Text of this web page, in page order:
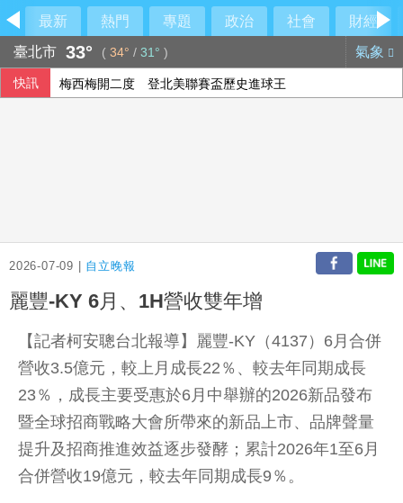
最新 熱門 專題 政治 社會
財經
臺北市 33° ( 34° / 31° ) 氣象
快訊 梅西梅開二度 登北美聯賽盃歷史進球王
2026-07-09 | 自立晚報
麗豐-KY 6月、1H營收雙年增
【記者柯安聰台北報導】麗豐-KY（4137）6月合併
營收3.5億元，較上月成長22％、較去年同期成長
23％，成長主要受惠於6月中舉辦的2026新品發布
暨全球招商戰略大會所帶來的新品上市、品牌聲量
提升及招商推進效益逐步發酵；累計2026年1至6月
合併營收19億元，較去年同期成長9％。